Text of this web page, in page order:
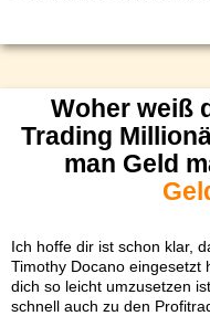
Woher weiß
Trading
man Geld
Ich hoffe dir ist schon klar,
Timothy Docano eingesetzt
dich so leicht umzusetzen
schnell auch zu den